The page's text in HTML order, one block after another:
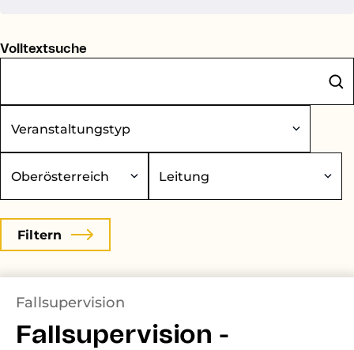
Volltextsuche
Fallsupervision
Fallsupervision -